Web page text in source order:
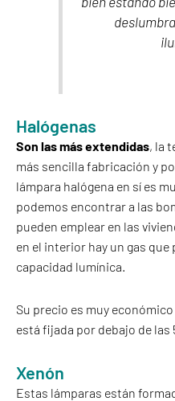
Halógenas
Son las más extendidas, la
más sencilla fabricación y
lámpara halógena en sí es
podemos encontrar a las
pueden emplear en las
en el interior hay un gas
capacidad lumínica.
Su precio es muy
está fijada por debajo de las
Xenón
Estas lámparas están